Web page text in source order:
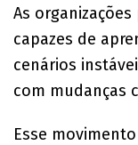
As
capazes de
cenários
com mudanças
Esse